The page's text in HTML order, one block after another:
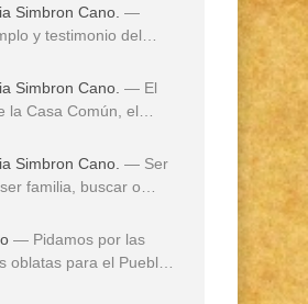
Simbron Cano. —
y testimonio del
Simbron Cano. — El
la Casa Común, el
Simbron Cano. — Ser
familia, buscar o
— Pidamos por las
oblatas para el Pueblo